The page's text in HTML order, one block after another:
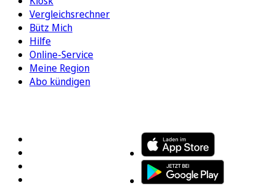
Vergleichsrechner
Bütz Mich
Hilfe
Online-Service
Meine Region
Abo kündigen